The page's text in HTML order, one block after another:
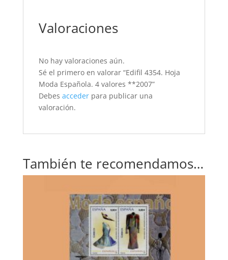
Valoraciones
No hay valoraciones aún.
Sé el primero en valorar “Edifil 4354. Hoja
Moda Española. 4 valores **2007”
Debes accederpara publicar una
valoración.
También te recomendamos…